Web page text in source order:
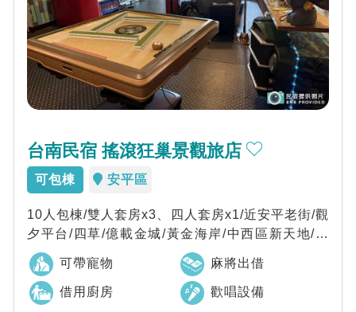
台南民宿 搖滾狂巢景觀旅店
可包棟 安平區
10人包棟/雙人套房x3、四人套房x1/近安平老街/觀
夕平台/四草/億載金城/黃金海岸/中西區新天地/保
安路/海安路藝術迴廊/藍晒...
可帶寵物 麻將出借
借用廚房 歡唱設備